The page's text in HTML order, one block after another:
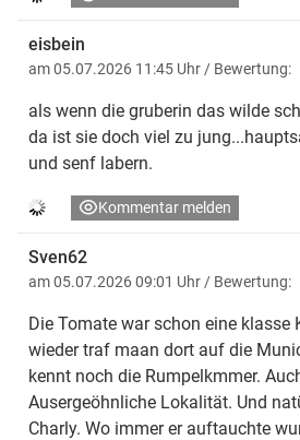
eisbein
am 05.07.2026 11:45 Uhr / Bewertung:
als wenn die gruberin das wilde
da ist sie doch viel zu
und senf labern.
Kommentar melden
Sven62
am 05.07.2026 09:01 Uhr / Bewertung:
Die Tomate war schon eine klasse
wieder traf maan dort auf die
kennt noch die Rumpelkmmer.
Ausergeöhnliche Lokalität. Und
Charly. Wo immer er auftauchte